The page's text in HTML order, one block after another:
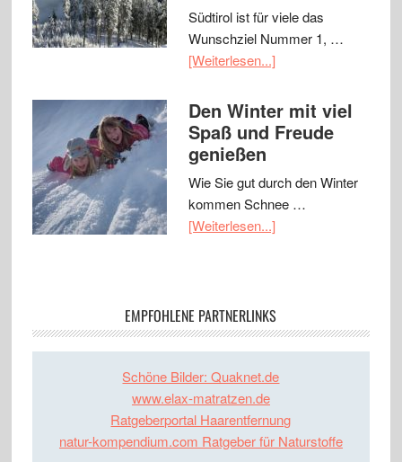
Südtirol ist für viele das
Wunschziel Nummer 1, …
[Weiterlesen...]
Den Winter mit viel
Spaß und Freude
genießen
Wie Sie gut durch den Winter
kommen Schnee …
[Weiterlesen...]
EMPFOHLENE PARTNERLINKS
Schöne Bilder: Quaknet.de
www.elax-matratzen.de
Ratgeberportal Haarentfernung
natur-kompendium.com Ratgeber für Naturstoffe